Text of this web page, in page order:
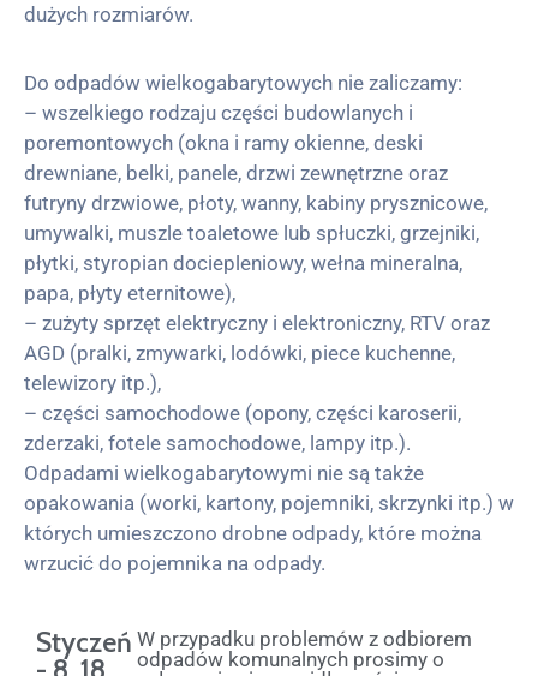
dużych rozmiarów.
Do odpadów wielkogabarytowych nie zaliczamy:
– wszelkiego rodzaju części budowlanych i
poremontowych (okna i ramy okienne, deski
drewniane, belki, panele, drzwi zewnętrzne oraz
futryny drzwiowe, płoty, wanny, kabiny prysznicowe,
umywalki, muszle toaletowe lub spłuczki, grzejniki,
płytki, styropian dociepleniowy, wełna mineralna,
papa, płyty eternitowe),
– zużyty sprzęt elektryczny i elektroniczny, RTV oraz
AGD (pralki, zmywarki, lodówki, piece kuchenne,
telewizory itp.),
– części samochodowe (opony, części karoserii,
zderzaki, fotele samochodowe, lampy itp.).
Odpadami wielkogabarytowymi nie są także
opakowania (worki, kartony, pojemniki, skrzynki itp.) w
których umieszczono drobne odpady, które można
wrzucić do pojemnika na odpady.
Styczeń W przypadku problemów z odbiorem
odpadów komunalnych prosimy o